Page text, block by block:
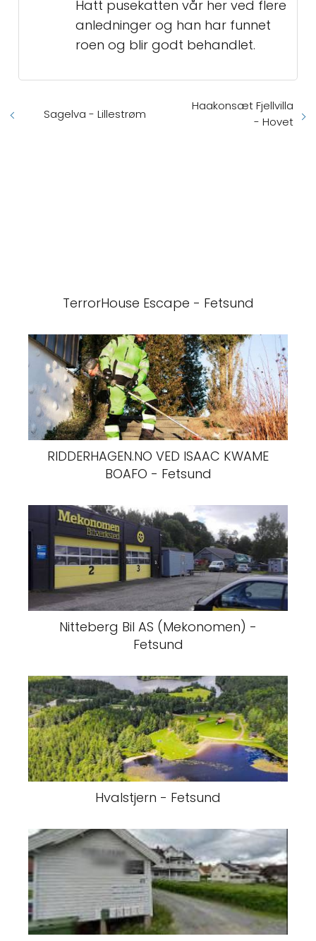
Hatt pusekatten vår her ved flere
anledninger og han har funnet
roen og blir godt behandlet.
Sagelva - Lillestrøm
Haakonsæt Fjellvilla
- Hovet
TerrorHouse Escape - Fetsund
RIDDERHAGEN.NO VED ISAAC KWAME
BOAFO - Fetsund
Nitteberg Bil AS (Mekonomen) -
Fetsund
Hvalstjern - Fetsund